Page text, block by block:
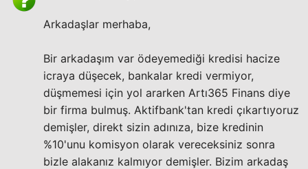
Arkadaşlar merhaba,
Bir arkadaşım var ödeyemediği kredisi hacize
icraya düşecek, bankalar kredi vermiyor,
düşmemesi için yol ararken Artı365 Finans diye
bir firma bulmuş. Aktifbank'tan kredi çıkartıyoruz
demişler, direkt sizin adınıza, bize kredinin
%10'unu komisyon olarak vereceksiniz sonra
bizle alakanız kalmıyor demişler. Bizim arkadaş